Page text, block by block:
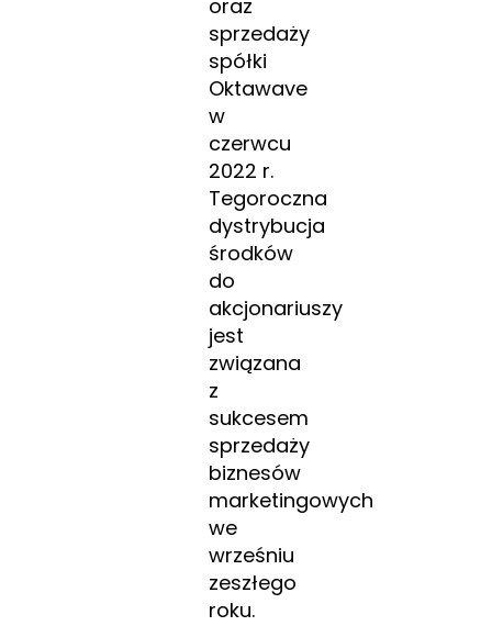
oraz
sprzedaży
spółki
Oktawave
w
czerwcu
2022 r.
Tegoroczna
dystrybucja
środków
do
akcjonariuszy
jest
związana
z
sukcesem
sprzedaży
biznesów
marketingowych
we
wrześniu
zeszłego
roku.